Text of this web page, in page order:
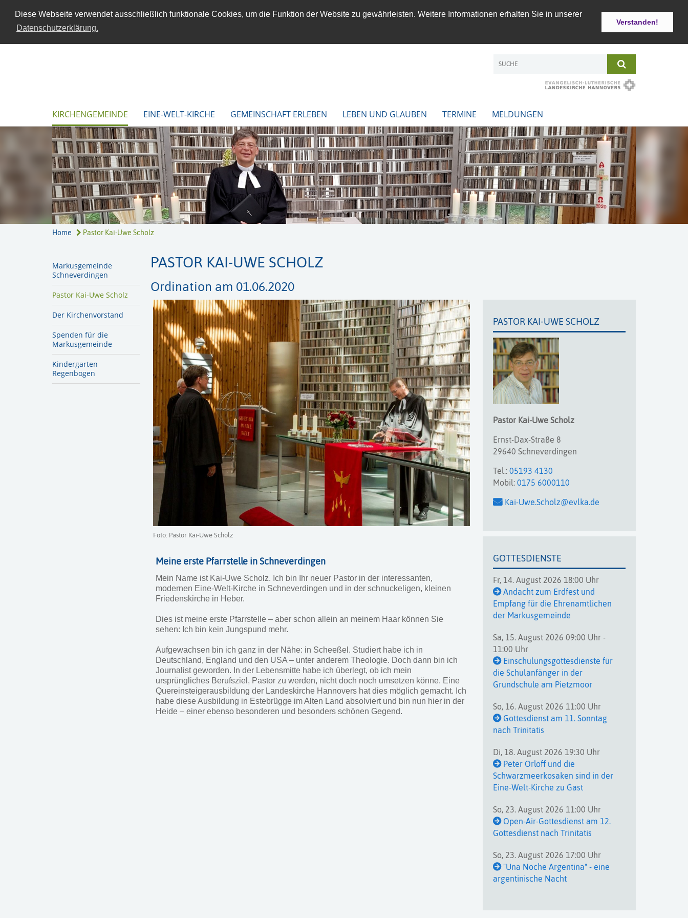
Diese Webseite verwendet ausschließlich funktionale Cookies, um die Funktion der Website zu gewährleisten. Weitere Informationen erhalten Sie in unserer
Datenschutzerklärung.
Verstanden!
KIRCHENGEMEINDE EINE-WELT-KIRCHE GEMEINSCHAFT ERLEBEN LEBEN UND GLAUBEN TERMINE MELDUNGEN
Home Pastor Kai-Uwe Scholz
Markusgemeinde
Schneverdingen
Pastor Kai-Uwe Scholz
Der Kirchenvorstand
Spenden für die
Markusgemeinde
Kindergarten
Regenbogen
PASTOR KAI-UWE SCHOLZ
Ordination am 01.06.2020
Foto: Pastor Kai-Uwe Scholz
Meine erste Pfarrstelle in Schneverdingen
Mein Name ist Kai-Uwe Scholz. Ich bin Ihr neuer Pastor in der interessanten,
modernen Eine-Welt-Kirche in Schneverdingen und in der schnuckeligen, kleinen
Friedenskirche in Heber.
Dies ist meine erste Pfarrstelle – aber schon allein an meinem Haar können Sie
sehen: Ich bin kein Jungspund mehr.
Aufgewachsen bin ich ganz in der Nähe: in Scheeßel. Studiert habe ich in
Deutschland, England und den USA – unter anderem Theologie. Doch dann bin ich
Journalist geworden. In der Lebensmitte habe ich überlegt, ob ich mein
ursprüngliches Berufsziel, Pastor zu werden, nicht doch noch umsetzen könne. Eine
Quereinsteigerausbildung der Landeskirche Hannovers hat dies möglich gemacht. Ich
habe diese Ausbildung in Estebrügge im Alten Land absolviert und bin nun hier in der
Heide – einer ebenso besonderen und besonders schönen Gegend.
PASTOR KAI-UWE SCHOLZ
Pastor Kai-Uwe Scholz
Ernst-Dax-Straße 8
29640 Schneverdingen
Tel.: 05193 4130
Mobil: 0175 6000110
Kai-Uwe.Scholz@evlka.de
GOTTESDIENSTE
Fr, 14. August 2026 18:00 Uhr
Andacht zum Erdfest und
Empfang für die Ehrenamtlichen
der Markusgemeinde
Sa, 15. August 2026 09:00 Uhr -
11:00 Uhr
Einschulungsgottesdienste für
die Schulanfänger in der
Grundschule am Pietzmoor
So, 16. August 2026 11:00 Uhr
Gottesdienst am 11. Sonntag
nach Trinitatis
Di, 18. August 2026 19:30 Uhr
Peter Orloff und die
Schwarzmeerkosaken sind in der
Eine-Welt-Kirche zu Gast
So, 23. August 2026 11:00 Uhr
Open-Air-Gottesdienst am 12.
Gottesdienst nach Trinitatis
So, 23. August 2026 17:00 Uhr
"Una Noche Argentina" - eine
argentinische Nacht